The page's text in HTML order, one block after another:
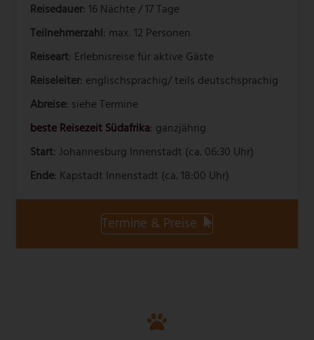
Reisedauer: 16 Nächte / 17 Tage
Teilnehmerzahl: max. 12 Personen
Reiseart: Erlebnisreise für aktive Gäste
Reiseleiter: englischsprachig/ teils deutschsprachig
Abreise: siehe Termine
beste Reisezeit Südafrika: ganzjährig
Start: Johannesburg Innenstadt (ca. 06:30 Uhr)
Ende: Kapstadt Innenstadt (ca. 18:00 Uhr)
Termine & Preise